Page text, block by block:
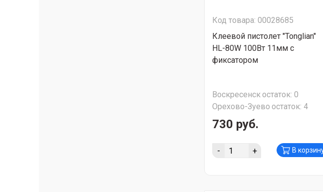
Код товара: 00028685
Клеевой пистолет "Tonglian"
HL-80W 100Вт 11мм с
фиксатором
Воскресенскостаток: 0
Орехово-Зуево остаток: 4
730 руб.
- + В